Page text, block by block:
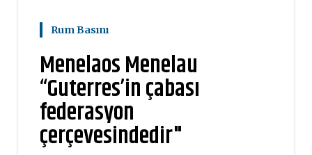
Rum Basını
Menelaos Menelau
“Guterres’in çabası
federasyon
çerçevesindedir"